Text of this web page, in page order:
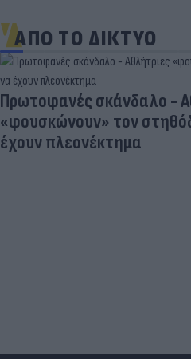
ΑΠΟ ΤΟ ΔΙΚΤΥΟ
Πρωτοφανές σκάνδαλο -
«φουσκώνουν» τον
έχουν πλεονέκτημα